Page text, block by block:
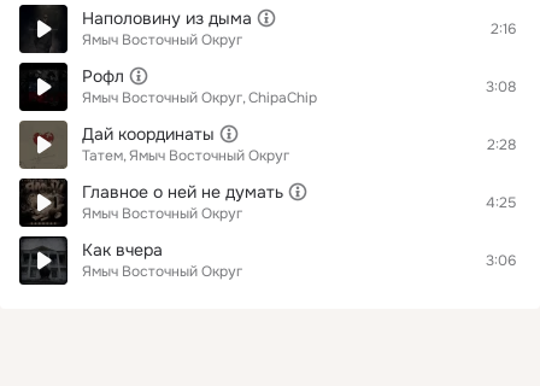
Наполовину из дыма
Ямыч Восточный Округ
2:16
Рофл
Ямыч Восточный Округ ChipaChip
3:08
Дай координаты
Татем Ямыч Восточный Округ
2:28
Главное о ней не думать
Ямыч Восточный Округ
4:25
Как вчера
Ямыч Восточный Округ
3:06